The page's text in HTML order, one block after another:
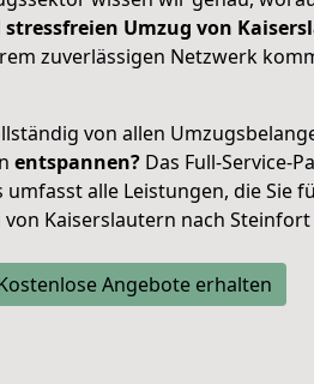
Umzug von
zuverlässigen Netzwerk
von allen
entspannen? Das Full-Service-
umfasst alle Leistungen, die Sie
Kaiserslautern nach
Angebote erhalten